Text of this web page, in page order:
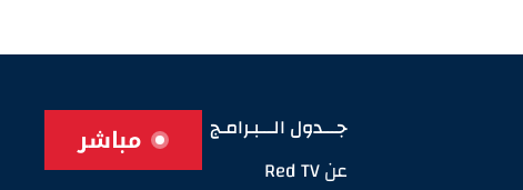
جـــدول الـــبـرامـج
عن Red TV
مباشر